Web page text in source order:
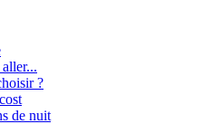
?
de nuit